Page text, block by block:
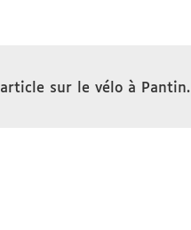
article sur le vélo à Pantin.